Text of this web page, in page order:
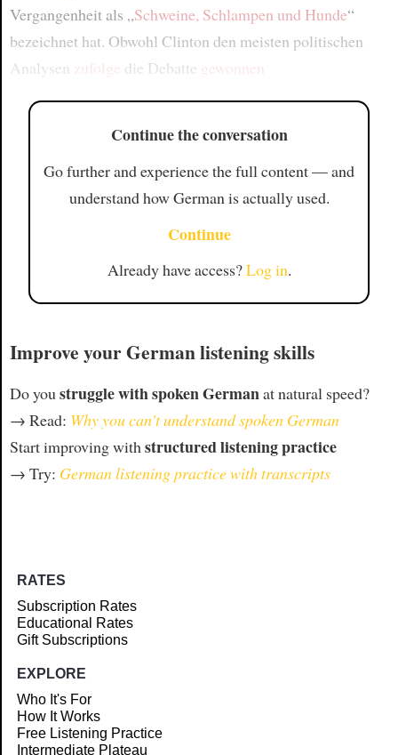
Vergangenheit als „Schweine, Schlampen und Hunde“
bezeichnet hat. Obwohl Clinton den meisten politischen
Analysen zufolge die Debatte gewonnen
Continue the conversation
Go further and experience the full content — and
understand how German is actually used.
Continue
Already have access?Log in.
Improve your German listening skills
Do you struggle with spoken Germanat natural speed?
→ Read: Why you can't understand spoken German
Start improving with structured listening practice
→ Try: German listening practice with transcripts
RATES
Subscription Rates
Educational Rates
Gift Subscriptions
EXPLORE
Who It's For
How It Works
Free Listening Practice
Intermediate Plateau